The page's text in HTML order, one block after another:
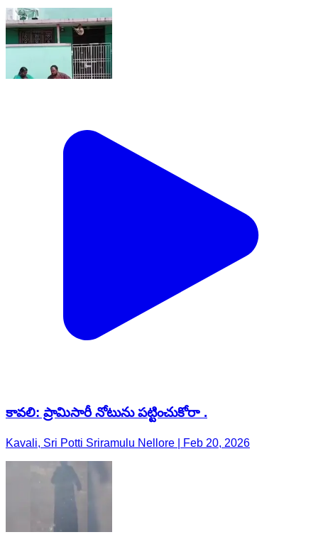
కావలి: ప్రామిసారీ నోటును పట్టించుకోరా .
Kavali, Sri Potti Sriramulu Nellore | Feb 20, 2026